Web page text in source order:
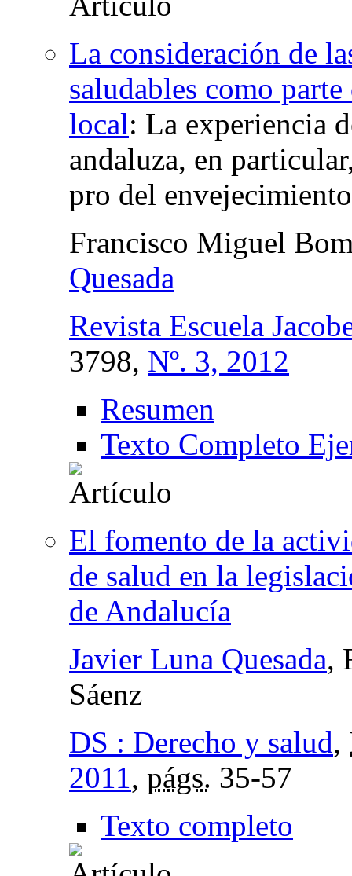
La consideración de
saludables como
local: La experiencia
andaluza, en
pro del
Francisco Miguel
Quesada
Revista Escuela
3798, Nº. 3, 2012
Resumen
Texto Completo
El fomento de la
de salud en la
de Andalucía
Javier Luna Quesada,
Sáenz
DS : Derecho y salud,
2011, págs. 35-57
Texto completo